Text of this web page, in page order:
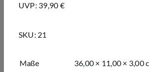
UVP: 39,90 €
SKU: 21
Maße
36,00 × 11,00 × 3,00